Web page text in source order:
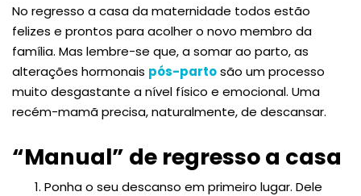
No regresso a casa da maternidade todos estão
felizes e prontos para acolher o novo membro da
família. Mas lembre-se que, a somar ao parto, as
alterações hormonais pós-partosão um processo
muito desgastante a nível físico e emocional. Uma
recém-mamã precisa, naturalmente, de descansar.
“Manual” de regresso a casa
Ponha o seu descanso em primeiro lugar. Dele